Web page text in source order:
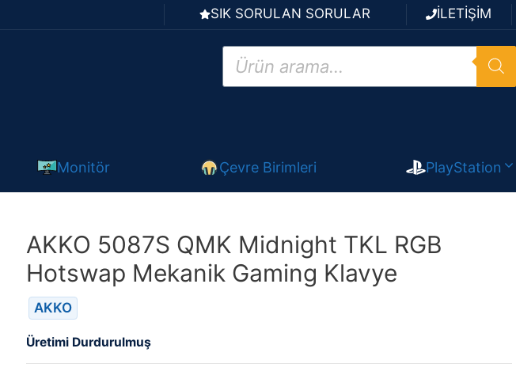
SIK SORULAN SORULAR İLETİŞİM
Products
search
Monitör Çevre Birimleri PlayStation
AKKO 5087S QMK Midnight TKL RGB
Hotswap Mekanik Gaming Klavye
AKKO
Üretimi Durdurulmuş